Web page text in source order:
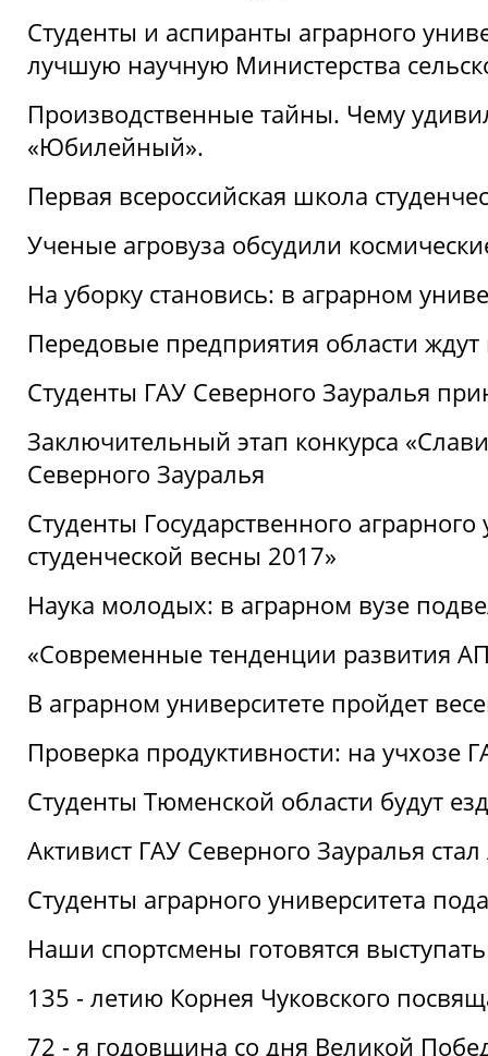
Студенты и аспиранты аграрного
лучшую научную Министерства
Производственные тайны. Чему
«Юбилейный».
Первая всероссийская школа
Ученые агровуза обсудили
На уборку становись: в аграрном
Передовые предприятия области ждут
Студенты ГАУ Северного Зауралья
Заключительный этап конкурса
Северного Зауралья
Студенты Государственного
студенческой весны 2017»
Наука молодых: в аграрном вузе
«Современные тенденции развития
В аграрном университете пройдет
Проверка продуктивности: на учхозе
Студенты Тюменской области будут
Активист ГАУ Северного Зауралья
Студенты аграрного университета
Наши спортсмены готовятся
135 - летию Корнея Чуковского
72 - я годовщина со дня Великой